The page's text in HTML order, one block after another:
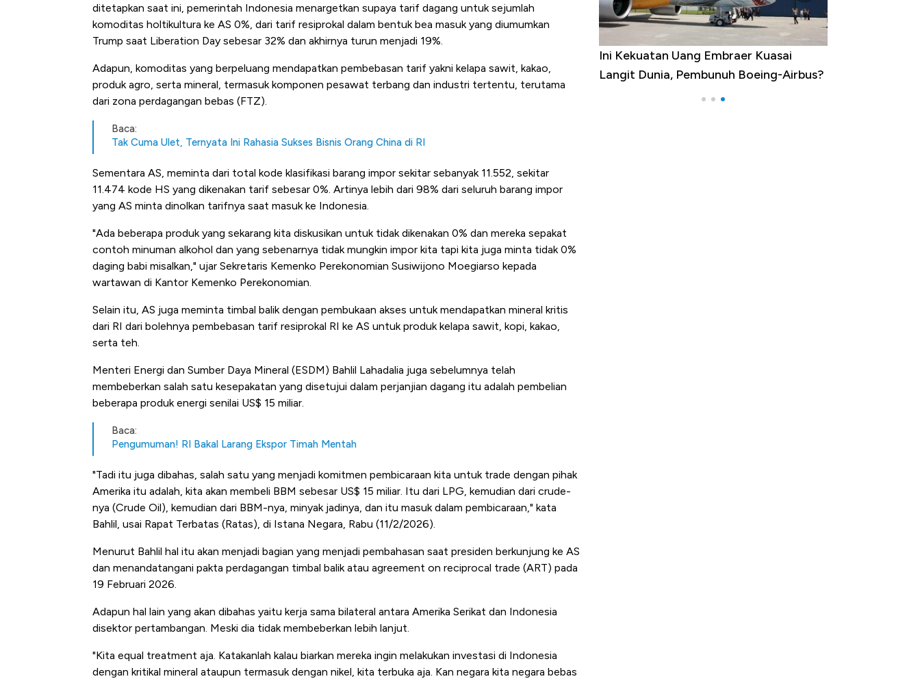
ditetapkan saat ini, pemerintah Indonesia menargetkan supaya tarif dagang untuk sejumlah
komoditas holtikultura ke AS 0%, dari tarif resiprokal dalam bentuk bea masuk yang diumumkan
Trump saat Liberation Day sebesar 32% dan akhirnya turun menjadi 19%.
Adapun, komoditas yang berpeluang mendapatkan pembebasan tarif yakni kelapa sawit, kakao,
produk agro, serta mineral, termasuk komponen pesawat terbang dan industri tertentu, terutama
dari zona perdagangan bebas (FTZ).
Baca:
Tak Cuma Ulet, Ternyata Ini Rahasia Sukses Bisnis Orang China di RI
Sementara AS, meminta dari total kode klasifikasi barang impor sekitar sebanyak 11.552, sekitar
11.474 kode HS yang dikenakan tarif sebesar 0%. Artinya lebih dari 98% dari seluruh barang impor
yang AS minta dinolkan tarifnya saat masuk ke Indonesia.
"Ada beberapa produk yang sekarang kita diskusikan untuk tidak dikenakan 0% dan mereka sepakat
contoh minuman alkohol dan yang sebenarnya tidak mungkin impor kita tapi kita juga minta tidak 0%
daging babi misalkan," ujar Sekretaris Kemenko Perekonomian Susiwijono Moegiarso kepada
wartawan di Kantor Kemenko Perekonomian.
Selain itu, AS juga meminta timbal balik dengan pembukaan akses untuk mendapatkan mineral kritis
dari RI dari bolehnya pembebasan tarif resiprokal RI ke AS untuk produk kelapa sawit, kopi, kakao,
serta teh.
Menteri Energi dan Sumber Daya Mineral (ESDM) Bahlil Lahadalia juga sebelumnya telah
membeberkan salah satu kesepakatan yang disetujui dalam perjanjian dagang itu adalah pembelian
beberapa produk energi senilai US$ 15 miliar.
Baca:
Pengumuman! RI Bakal Larang Ekspor Timah Mentah
"Tadi itu juga dibahas, salah satu yang menjadi komitmen pembicaraan kita untuk trade dengan pihak
Amerika itu adalah, kita akan membeli BBM sebesar US$ 15 miliar. Itu dari LPG, kemudian dari crude-
nya (Crude Oil), kemudian dari BBM-nya, minyak jadinya, dan itu masuk dalam pembicaraan," kata
Bahlil, usai Rapat Terbatas (Ratas), di Istana Negara, Rabu (11/2/2026).
Menurut Bahlil hal itu akan menjadi bagian yang menjadi pembahasan saat presiden berkunjung ke AS
dan menandatangani pakta perdagangan timbal balik atau agreement on reciprocal trade (ART) pada
19 Februari 2026.
Adapun hal lain yang akan dibahas yaitu kerja sama bilateral antara Amerika Serikat dan Indonesia
disektor pertambangan. Meski dia tidak membeberkan lebih lanjut.
"Kita equal treatment aja. Katakanlah kalau biarkan mereka ingin melakukan investasi di Indonesia
dengan kritikal mineral ataupun termasuk dengan nikel, kita terbuka aja. Kan negara kita negara bebas
Tembaga Terbang ke Zona Berbahaya
Belanja Terbesar di Dunia
Ini Kekuatan Uang Embraer Kuasai
Langit Dunia, Pembunuh Boeing-Airbus?